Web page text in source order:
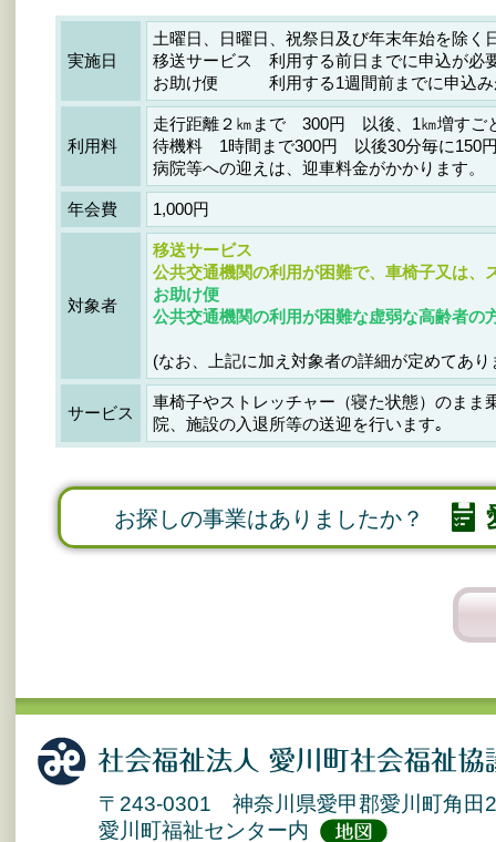
実施日
土曜日、日曜日、祝祭日及び年末年始を除く
移送サービス 利用する前日までに申込が必
お助け便 利用する1週間前までに申込み
利用料
走行距離２㎞まで 300円 以後、1㎞増すご
待機料 1時間まで300円 以後30分毎に150
病院等への迎えは、迎車料金がかかります。
年会費 1,000円
対象者
移送サービス
公共交通機関の利用が困難で、車椅子又は、
お助け便
公共交通機関の利用が困難な虚弱な高齢者の
(なお、上記に加え対象者の詳細が定めてあ
サービス
車椅子やストレッチャー（寝た状態）のまま
院、施設の入退所等の送迎を行います｡
お探しの事業はありましたか？
〒243-0301 神奈川県愛甲郡愛川町角田
愛川町福祉センター内